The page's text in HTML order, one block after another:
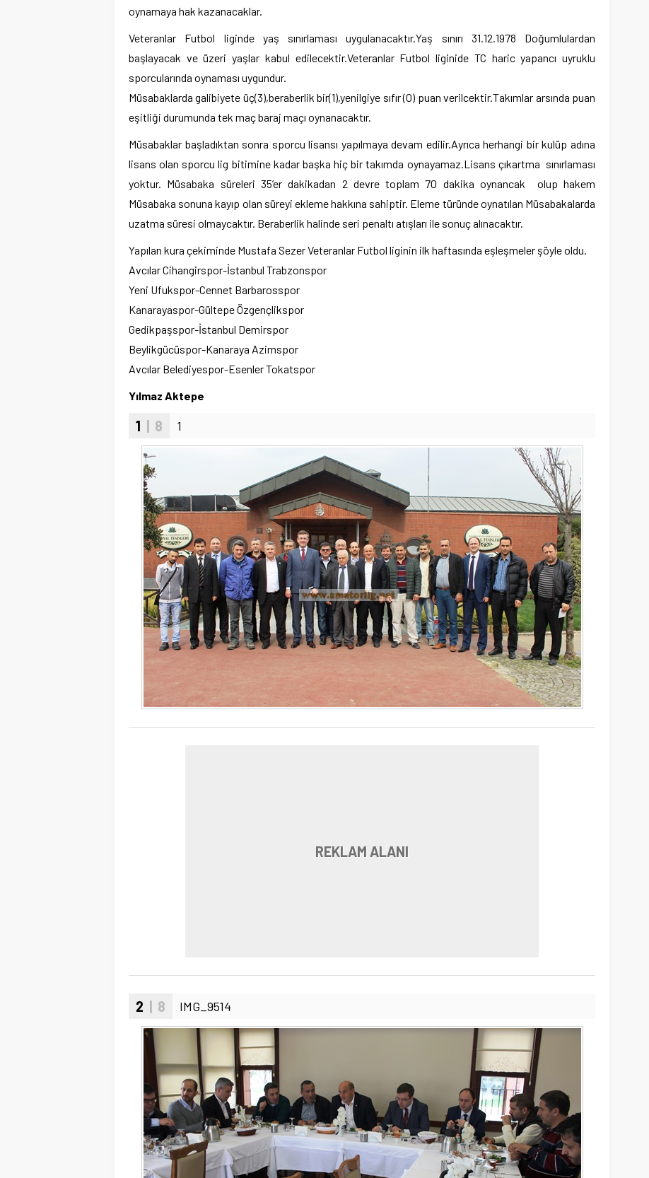
oynamaya hak kazanacaklar.
Veteranlar Futbol liginde yaş sınırlaması uygulanacaktır.Yaş sınırı 31.12.1978 Doğumlulardan
başlayacak ve üzeri yaşlar kabul edilecektir.Veteranlar Futbol liginide TC haric yapancı uyruklu
sporcularında oynaması uygundur.
Müsabaklarda galibiyete üç(3),beraberlik bir(1),yenilgiye sıfır (0) puan verilcektir.Takımlar arsında puan
eşitliği durumunda tek maç baraj maçı oynanacaktır.
Müsabaklar başladıktan sonra sporcu lisansı yapılmaya devam edilir.Ayrıca herhangi bir kulüp adına
lisans olan sporcu lig bitimine kadar başka hiç bir takımda oynayamaz.Lisans çıkartma sınırlaması
yoktur. Müsabaka süreleri 35’er dakikadan 2 devre toplam 70 dakika oynancak olup hakem
Müsabaka sonuna kayıp olan süreyi ekleme hakkına sahiptir. Eleme türünde oynatılan Müsabakalarda
uzatma süresi olmaycaktır. Beraberlik halinde seri penaltı atışları ile sonuç alınacaktır.
Yapılan kura çekiminde Mustafa Sezer Veteranlar Futbol liginin ilk haftasında eşleşmeler şöyle oldu.
Avcılar Cihangirspor-İstanbul Trabzonspor
Yeni Ufukspor-Cennet Barbarosspor
Kanarayaspor-Gültepe Özgençlikspor
Gedikpaşspor-İstanbul Demirspor
Beylikgücüspor-Kanaraya Azimspor
Avcılar Belediyespor-Esenler Tokatspor
Yılmaz Aktepe
1 | 8 1
REKLAM ALANI
2 | 8 IMG_9514